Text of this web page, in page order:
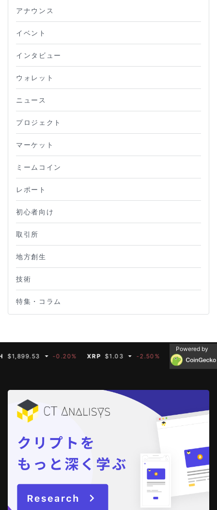
アナウンス
イベント
インタビュー
ウォレット
ニュース
プロジェクト
マーケット
ミームコイン
レポート
初心者向け
取引所
地方創生
技術
特集・コラム
-0.20% XRP $1.03 -2.50% BNB $591.35
Powered by